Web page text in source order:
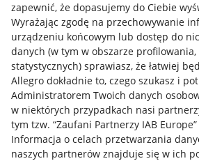
zapewnić, że dopasujemy do Ciebie
Wyrażając zgodę na przechowywanie
urządzeniu końcowym lub dostęp do
danych (w tym w obszarze
statystycznych) sprawiasz, że łatwiej
Allegro dokładnie to, czego szukasz i
Administratorem Twoich danych
w niektórych przypadkach nasi
tym tzw. “Zaufani Partnerzy IAB Europe”
Informacja o celach przetwarzania
naszych partnerów znajduje się w ich
Przydatne informacje